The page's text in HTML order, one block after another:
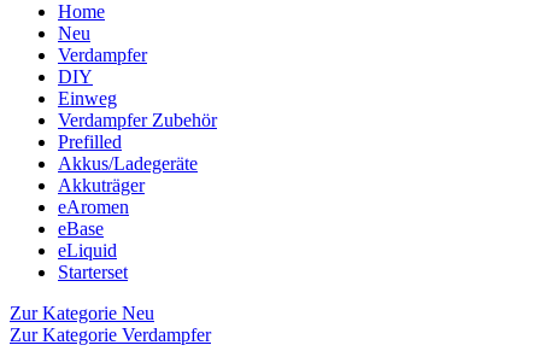
Home
Neu
Verdampfer
DIY
Einweg
Verdampfer Zubehör
Prefilled
Akkus/Ladegeräte
Akkuträger
eAromen
eBase
eLiquid
Starterset
Zur Kategorie Neu
Zur Kategorie Verdampfer